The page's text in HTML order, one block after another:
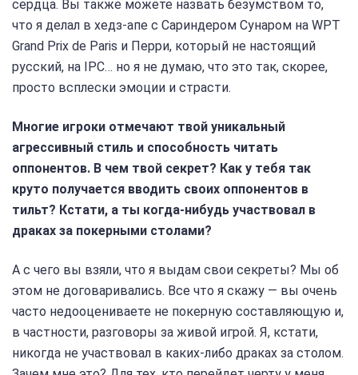
сердца. Вы также можете назвать безумством то,
что я делал в хедз-апе с Сариндером Сунаром на WPT
Grand Prix de Paris и Перри, который не настоящий
русский, на IPC… но я не думаю, что это так, скорее,
просто всплески эмоции и страсти.
Многие игроки отмечают твой уникальный
агрессивный стиль и способность читать
оппонентов. В чем твой секрет? Как у тебя так
круто получается вводить своих оппонентов в
тильт? Кстати, а ты когда-нибудь участвовал в
драках за покерными столами?
А с чего вы взяли, что я выдам свои секреты? Мы об
этом не договаривались. Все что я скажу — вы очень
часто недооцениваете не покерную составляющую и,
в частности, разговоры за живой игрой. Я, кстати,
никогда не участвовал в каких-либо драках за столом.